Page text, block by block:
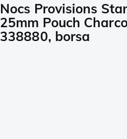
Nocs Provisions
25mm Pouch
338880, borsa